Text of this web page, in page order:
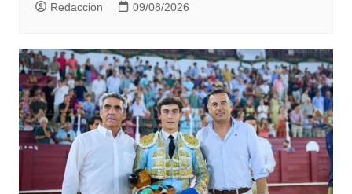
Redaccion 09/08/2026